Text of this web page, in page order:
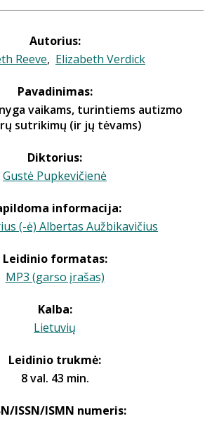
Autorius:
Reeve, Elizabeth Verdick
Pavadinimas:
vaikams, turintiems autizmo
sutrikimų (ir jų tėvams)
Diktorius:
Gustė Pupkevičienė
informacija:
(-ė) Albertas Aužbikavičius
Leidinio formatas:
MP3 (garso įrašas)
Kalba:
Lietuvių
Leidinio trukmė:
8 val. 43 min.
ISSN/ISMN numeris: